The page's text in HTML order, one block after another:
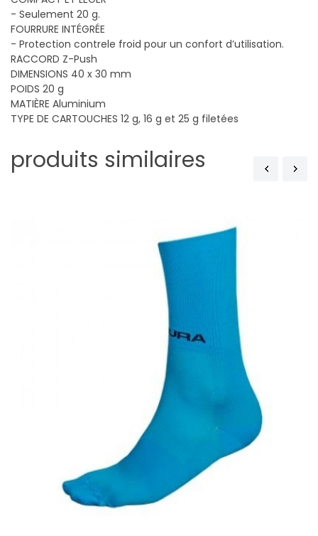
- Seulement 20 g.
FOURRURE INTÉGRÉE
- Protection contrele froid pour un confort d’utilisation.
RACCORD Z-Push
DIMENSIONS 40 x 30 mm
POIDS 20 g
MATIÈRE Aluminium
TYPE DE CARTOUCHES 12 g, 16 g et 25 g filetées
produits similaires